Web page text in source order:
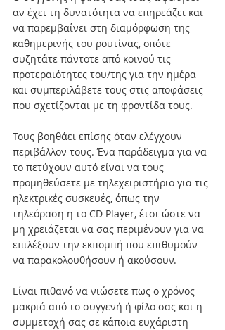
αν έχει τη δυνατότητα να επηρεάζει και
να παρεμβαίνει στη διαμόρφωση της
καθημερινής του ρουτίνας, οπότε
συζητάτε πάντοτε από κοινού τις
προτεραιότητες του/της για την ημέρα
και συμπεριλάβετε τους στις αποφάσεις
που σχετίζονται με τη φροντίδα τους.
Τους βοηθάει επίσης όταν ελέγχουν
περιβάλλον τους. Ένα παράδειγμα για να
το πετύχουν αυτό είναι να τους
προμηθεύσετε με τηλεχειριστήριο για τις
ηλεκτρικές συσκευές, όπως την
τηλεόραση η το CD Player, έτσι ώστε να
μη χρειάζεται να σας περιμένουν για να
επιλέξουν την εκπομπή που επιθυμούν
να παρακολουθήσουν ή ακούσουν.
Είναι πιθανό να νιώσετε πως ο χρόνος
μακριά από το συγγενή ή φίλο σας και η
συμμετοχή σας σε κάποια ευχάριστη